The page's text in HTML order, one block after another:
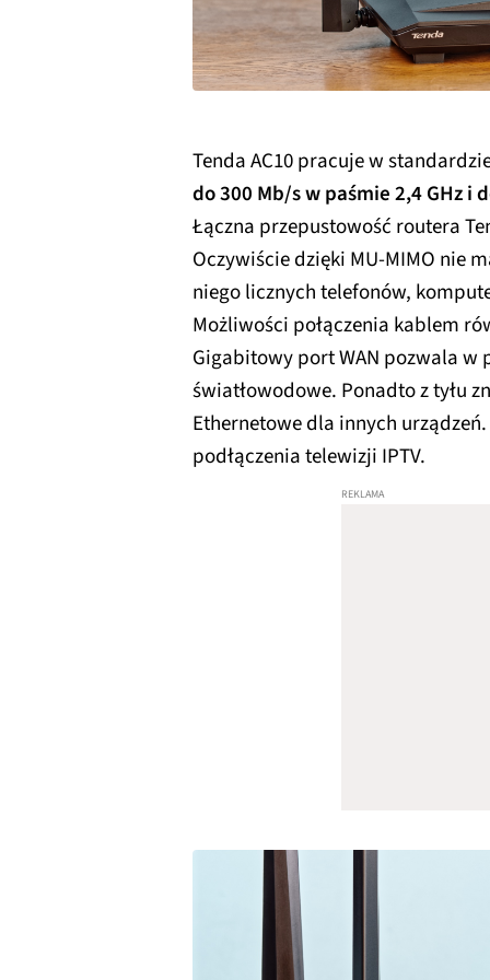
Tenda AC10 pracuje w
do 300 Mb/s w paśmie 2,4 GHz i
Łączna przepustowość routera
Oczywiście dzięki MU-MIMO nie
niego licznych telefonów,
Możliwości połączenia kablem
Gigabitowy port WAN pozwala w
światłowodowe. Ponadto z tyłu
Ethernetowe dla innych
podłączenia telewizji IPTV.